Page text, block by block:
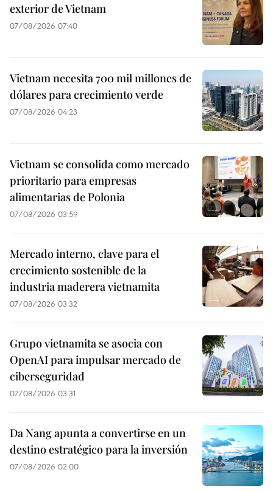
exterior de Vietnam
07/08/2026 07:40
Vietnam necesita 700 mil millones de
dólares para crecimiento verde
07/08/2026 04:23
Vietnam se consolida como mercado
prioritario para empresas
alimentarias de Polonia
07/08/2026 03:59
Mercado interno, clave para el
crecimiento sostenible de la
industria maderera vietnamita
07/08/2026 03:32
Grupo vietnamita se asocia con
OpenAI para impulsar mercado de
ciberseguridad
07/08/2026 03:31
Da Nang apunta a convertirse en un
destino estratégico para la inversión
07/08/2026 02:00